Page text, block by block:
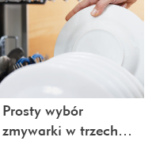
Prosty wybór
zmywarki w trzech…